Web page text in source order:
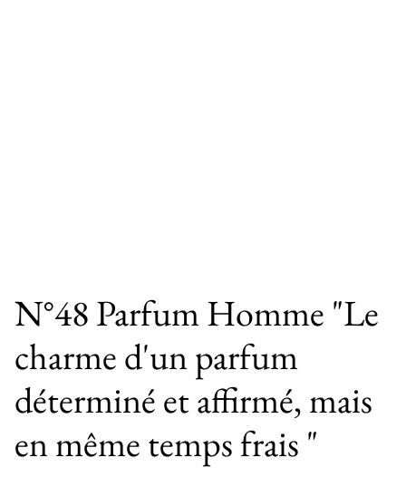
N°48 Parfum Homme "Le
charme d'un parfum
déterminé et affirmé, mais
en même temps frais "